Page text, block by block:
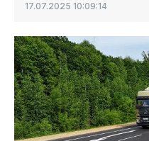
17.07.2025 10:09:14